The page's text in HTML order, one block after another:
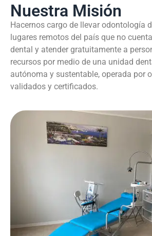
Nuestra Misión
Hacernos cargo de llevar odontología
lugares remotos del país que no
dental y atender gratuitamente a
recursos por medio de una unidad
autónoma y sustentable, operada por
validados y certificados.